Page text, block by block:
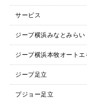
サービス
ジープ横浜みなとみらい
ジープ横浜本牧オート
ジープ足立
プジョー足立